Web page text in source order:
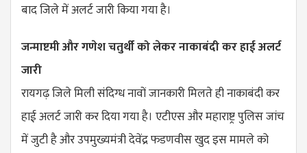
बाद जिले में अलर्ट जारी किया गया है।
जन्माष्टमी और गणेश चतुर्थी को लेकर नाकाबंदी कर हाई अलर्ट
जारी
रायगढ़ जिले मिली संदिग्ध नावों जानकारी मिलते ही नाकाबंदी कर
हाई अलर्ट जारी कर दिया गया है। एटीएस और महाराष्ट्र पुलिस जांच
में जुटी है और उपमुख्यमंत्री देवेंद्र फडणवीस खुद इस मामले को